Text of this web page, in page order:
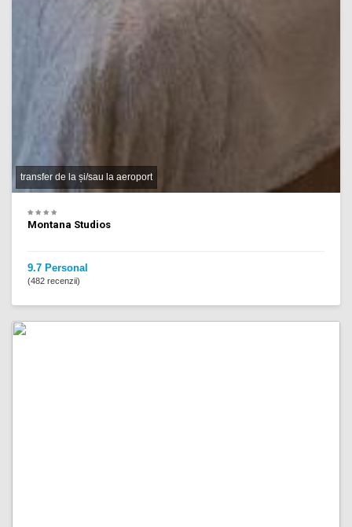
transfer de la și/sau la aeroport
Montana Studios
9.7 Personal
(482 recenzii)